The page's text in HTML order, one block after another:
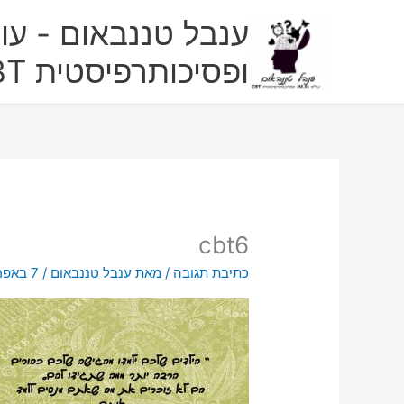
ענבל טננבאום -
ופסיכותרפיסטית CBT
cbt6
כתיבת תגובה / מאת ענבל טננבאום/ 7 באפריל 2017